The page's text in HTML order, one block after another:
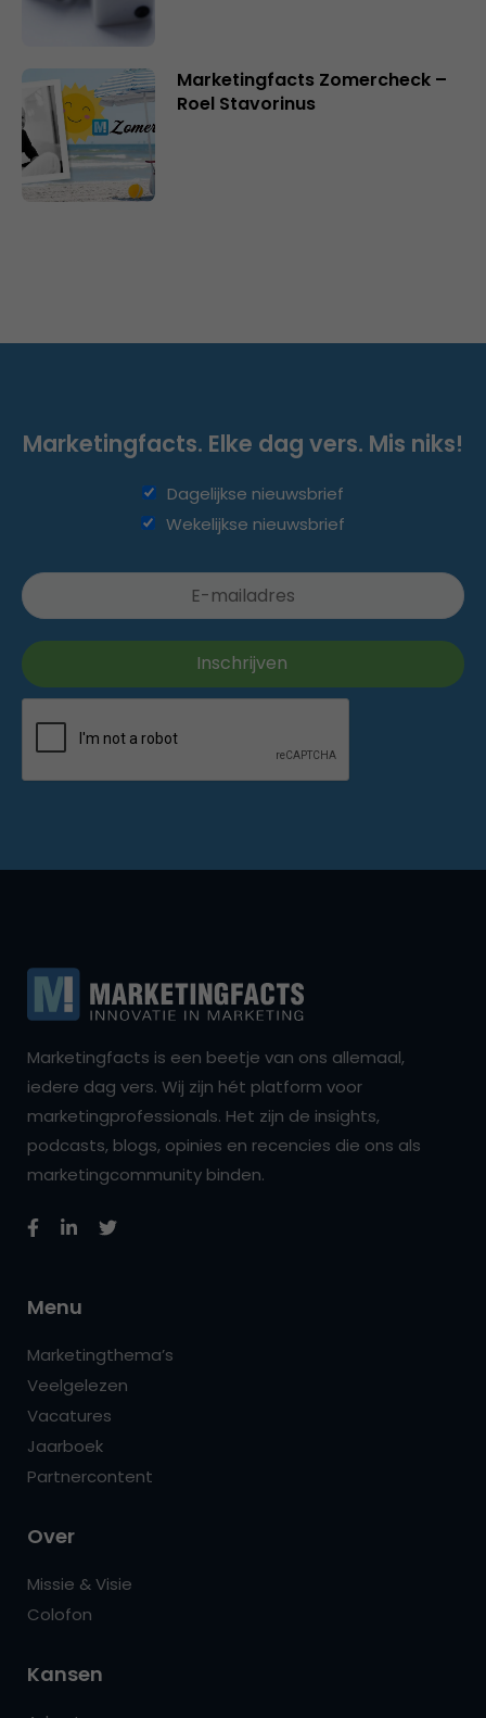
Marketingfacts Zomercheck –
Roel Stavorinus
Marketingfacts. Elke dag vers. Mis niks!
Dagelijkse nieuwsbrief
Wekelijkse nieuwsbrief
Marketingfacts is een beetje van ons allemaal,
iedere dag vers. Wij zijn hét platform voor
marketingprofessionals. Het zijn de insights,
podcasts, blogs, opinies en recencies die ons als
marketingcommunity binden.
Menu
Marketingthema’s
Veelgelezen
Vacatures
Jaarboek
Partnercontent
Over
Missie & Visie
Colofon
Kansen